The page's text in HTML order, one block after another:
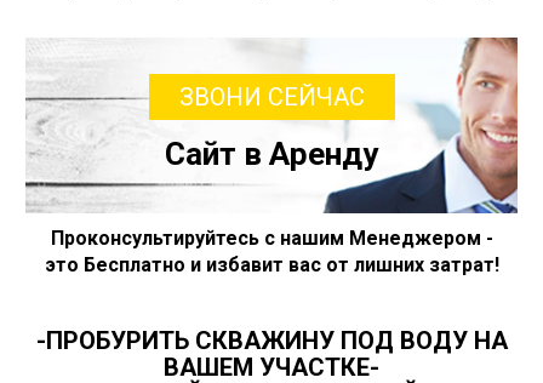
ЗВОНИ СЕЙЧАС
Сайт в Аренду
Проконсультируйтесь с нашим Менеджером -
это Бесплатно и избавит вас от лишних затрат!
-ПРОБУРИТЬ СКВАЖИНУ ПОД ВОДУ НА
ВАШЕМ УЧАСТКЕ-